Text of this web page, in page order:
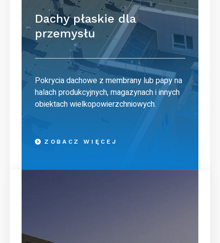
Dachy płaskie dla
przemysłu
Pokrycia dachowe z membrany lub papy na
halach produkcyjnych, magazynach i innych
obiektach wielkopowierzchniowych.
ZOBACZ WIĘCEJ